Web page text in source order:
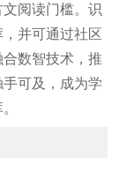
阅读门槛。识
并可通过社区
数智技术，推
可及，成为学